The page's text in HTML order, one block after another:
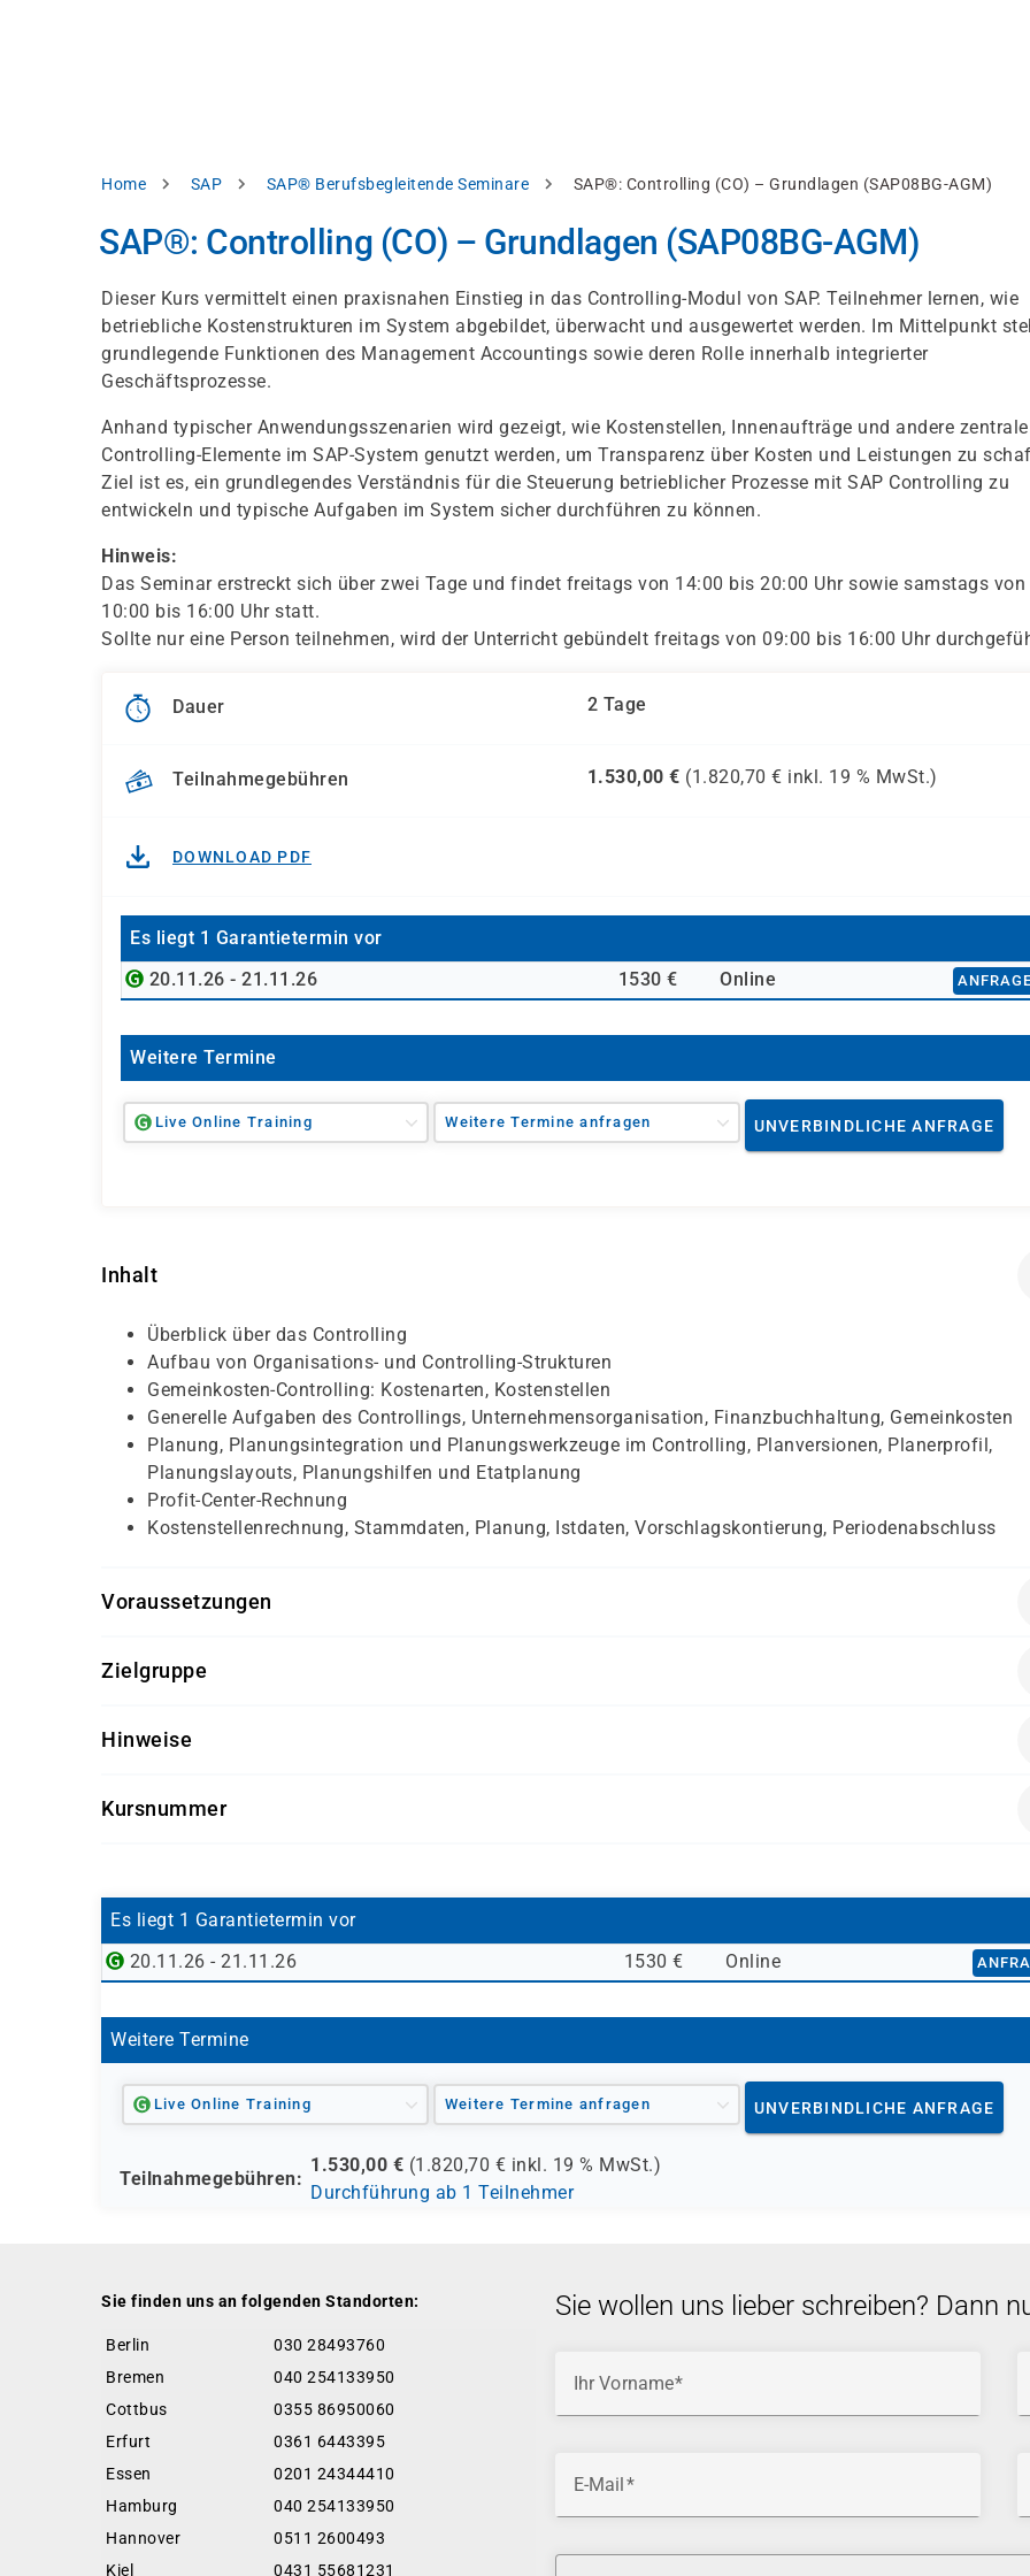
Pfadnavigation
Home SAP SAP® Berufsbegleitende Seminare SAP®: Controlling (CO) – Grundlagen (SAP08BG-AGM)
SAP®: Controlling (CO) – Grundlagen (SAP08BG-AGM)
Dieser Kurs vermittelt einen praxisnahen Einstieg in das Controlling-Modul von SAP. Teilnehmer lernen, wie
betriebliche Kostenstrukturen im System abgebildet, überwacht und ausgewertet werden. Im Mittelpunkt
grundlegende Funktionen des Management Accountings sowie deren Rolle innerhalb integrierter
Geschäftsprozesse.
Anhand typischer Anwendungsszenarien wird gezeigt, wie Kostenstellen, Innenaufträge und andere zentrale
Controlling-Elemente im SAP-System genutzt werden, um Transparenz über Kosten und Leistungen zu
Ziel ist es, ein grundlegendes Verständnis für die Steuerung betrieblicher Prozesse mit SAP Controlling zu
entwickeln und typische Aufgaben im System sicher durchführen zu können.
Hinweis:
Das Seminar erstreckt sich über zwei Tage und findet freitags von 14:00 bis 20:00 Uhr sowie samstags von
10:00 bis 16:00 Uhr statt.
Sollte nur eine Person teilnehmen, wird der Unterricht gebündelt freitags von 09:00 bis 16:00 Uhr
Dauer 2 Tage
Teilnahmegebühren 1.530,00 € (1.820,70 € inkl. 19 % MwSt.)
DOWNLOAD PDF
Es liegt 1 Garantietermin vor
20.11.26 - 21.11.26
1530 € Online
Weitere Termine
Live Online Training Weitere Termine anfragen UNVERBINDLICHE ANFRAGE
Inhalt
Überblick über das Controlling
Aufbau von Organisations- und Controlling-Strukturen
Gemeinkosten-Controlling: Kostenarten, Kostenstellen
Generelle Aufgaben des Controllings, Unternehmensorganisation, Finanzbuchhaltung, Gemeinkosten
Planung, Planungsintegration und Planungswerkzeuge im Controlling, Planversionen, Planerprofil,
Planungslayouts, Planungshilfen und Etatplanung
Profit-Center-Rechnung
Kostenstellenrechnung, Stammdaten, Planung, Istdaten, Vorschlagskontierung, Periodenabschluss
Voraussetzungen
Grundkenntnisse in betriebswirtschaftlichen Abläufen
Basiswissen im Umgang mit SAP-Systemen ist hilfreich, aber nicht zwingend erforderlich
Zielgruppe
Mitarbeiter aus Controlling, Rechnungswesen und kaufmännischen Fachabteilungen
Fachkräfte, die einen Überblick über Controlling-Prozesse im SAP-System erhalten möchten
Hinweise
Kursnummer
Es liegt 1 Garantietermin vor
20.11.26 - 21.11.26
1530 € Online
Weitere Termine
Live Online Training Weitere Termine anfragen UNVERBINDLICHE ANFRAGE
Teilnahmegebühren:
1.530,00 € (1.820,70 € inkl. 19 % MwSt.)
Durchführung ab 1 Teilnehmer
Sie finden uns an folgenden Standorten:
Berlin
030 28493760
Bremen
040 254133950
Cottbus
0355 86950060
Erfurt
0361 6443395
Essen
0201 24344410
Hamburg
040 254133950
Hannover
0511 2600493
Kiel
0431 55681231
Sie wollen uns lieber schreiben? Dann
Ihr Vorname
E-Mail
akzeptieren